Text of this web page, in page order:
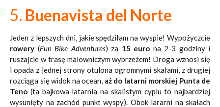
5. Buenavista del Norte
Jeden z lepszych dni, jakie spędziłam na wyspie! Wypożyczcie
rowery (Fun Bike Adventures) za 15 euro na 2-3 godziny i
ruszajcie w trasę malowniczym wybrzeżem! Droga wznosi się
i opada z jednej strony otulona ogromnymi skałami, z drugiej
rozciąga się widok na ocean, aż do latarni morskiej Punta de
Teno (ta bajkowa latarnia na skalistym cyplu to najbardziej
wysunięty na zachód punkt wyspy). Obok lararni na skałach